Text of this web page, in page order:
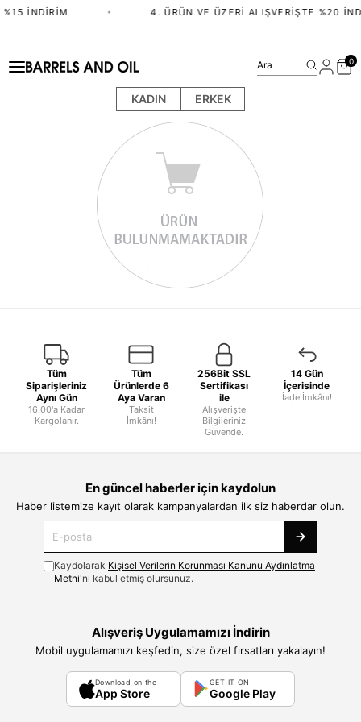
İNDIRIM • 4. ÜRÜN VE ÜZERI ALIŞVERIŞTE %20
KADIN ERKEK
Ara 0
Tüm
Siparişleriniz
Aynı Gün
16.00'a Kadar
Kargolanır.
Tüm
Ürünlerde 6
Aya Varan
Taksit
İmkânı!
256Bit SSL
Sertifikası
ile
Alışverişte
Bilgileriniz
Güvende.
14 Gün
İçerisinde
İade İmkânı!
En güncel haberler için kaydolun
Haber listemize kayıt olarak kampanyalardan ilk siz haberdar olun.
Kaydolarak Kişisel Verilerin Korunması Kanunu Aydınlatma
Metni'ni kabul etmiş olursunuz.
Alışveriş Uygulamamızı İndirin
Mobil uygulamamızı keşfedin, size özel fırsatları yakalayın!
Download on the
App Store
GET IT ON
Google Play